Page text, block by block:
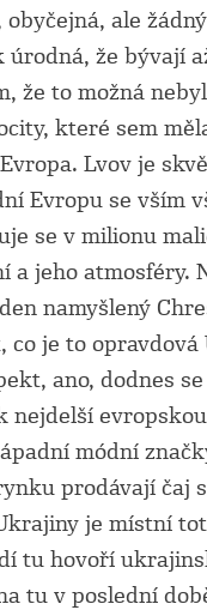
ale
že bývají
že to možná
které sem
Lvov je
Evropu se vším
se v milionu
a jeho atmosféry.
namyšlený
co je to
ano, dodnes
nejdelší
módní
prodávají čaj
je místní
tu hovoří
tu v poslední